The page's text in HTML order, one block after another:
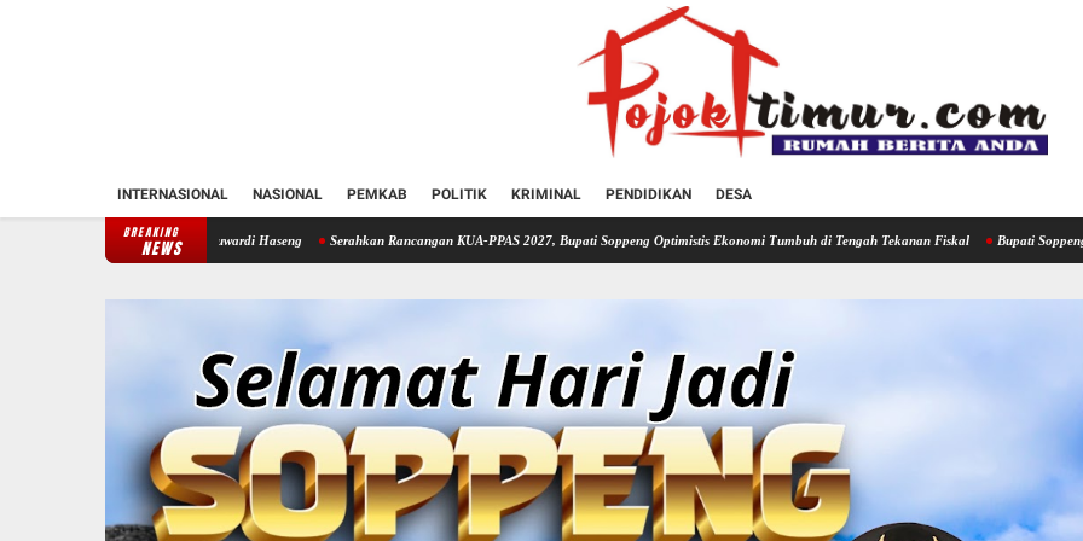
INTERNASIONAL NASIONAL PEMKAB POLITIK KRIMINAL PENDIDIKAN DESA
BREAKING
NEWS
Temui Bupati Suwardi Haseng Serahkan Rancangan KUA-PPAS 2027, Bupati Soppeng Optimistis Ekonomi Tumbuh di Tengah Tekanan Fiskal Bupati Soppeng Hadiri Rakor